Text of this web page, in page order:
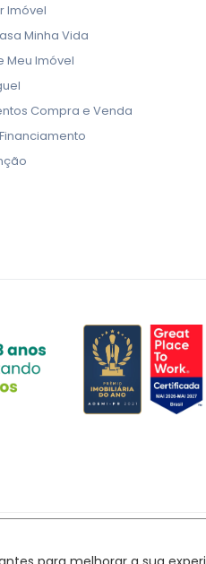
Imóvel
Minha Vida
Meu Imóvel
Compra e Venda
Política de